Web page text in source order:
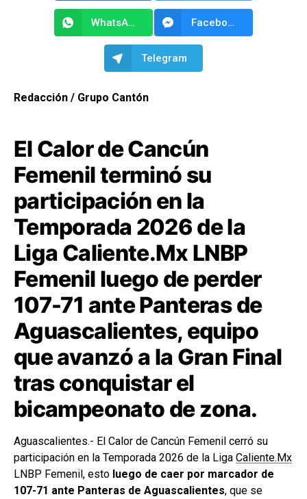
WhatsApp Facebook Messenger
Telegram
Redacción / Grupo Cantón
El Calor de Cancún
Femenil terminó su
participación en la
Temporada 2026 de la
Liga Caliente.Mx LNBP
Femenil luego de perder
107-71 ante Panteras de
Aguascalientes, equipo
que avanzó a la Gran Final
tras conquistar el
bicampeonato de zona.
Aguascalientes.- El Calor de Cancún Femenil cerró su
participación en la Temporada 2026 de la Liga Caliente.Mx
LNBP Femenil, esto luego de caer por marcador de
107-71 ante Panteras de Aguascalientes, que se